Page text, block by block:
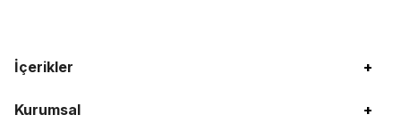
İçerikler +
Kurumsal +